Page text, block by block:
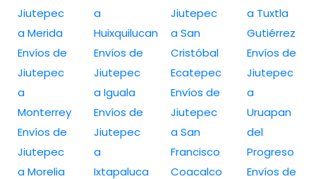
Jiutepec
a Merida
Envíos de
Jiutepec
a
Monterrey
Envíos de
Jiutepec
a Morelia
a
Huixquilucan
Envíos de
Jiutepec
a Iguala
Envíos de
Jiutepec
a
Ixtapaluca
Jiutepec
a San
Cristóbal
Ecatepec
Envíos de
Jiutepec
a San
Francisco
Coacalco
a Tuxtla
Gutiérrez
Envíos de
Jiutepec
a
Uruapan
del
Progreso
Envíos de